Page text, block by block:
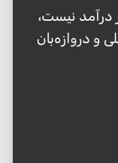
نیست،
دروازه‌بان